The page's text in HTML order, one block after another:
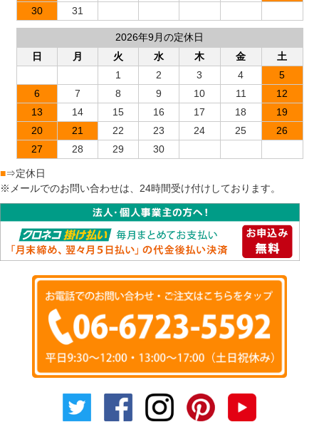
30
31
2026年9月の定休日
日
月 火 水 木 金
土
1
2 3 4
5
6
7 8 9 10 11
12
13
14 15 16 17 18
19
20
21 22 23 24 25
26
27
28 29 30
■⇒定休日
※メールでのお問い合わせは、24時間受け付けしております。